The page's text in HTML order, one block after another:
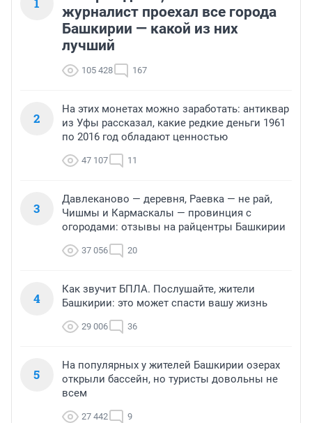
журналист проехал все города
Башкирии — какой из них
лучший
105 428 167
2
На этих монетах можно заработать: антиквар
из Уфы рассказал, какие редкие деньги 1961
по 2016 год обладают ценностью
47 107 11
3
Давлеканово — деревня, Раевка — не рай,
Чишмы и Кармаскалы — провинция с
огородами: отзывы на райцентры Башкирии
37 056 20
4
Как звучит БПЛА. Послушайте, жители
Башкирии: это может спасти вашу жизнь
29 006 36
5
На популярных у жителей Башкирии озерах
открыли бассейн, но туристы довольны не
всем
27 442 9